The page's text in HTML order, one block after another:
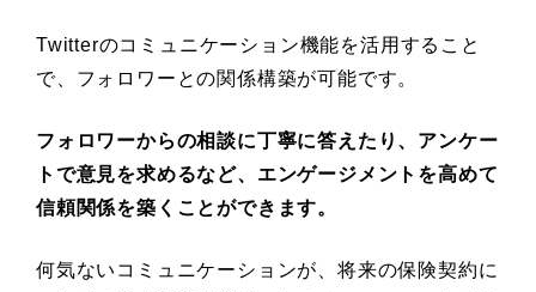
Twitterのコミュニケーション機能を活用すること
で、フォロワーとの関係構築が可能です。
フォロワーからの相談に丁寧に答えたり、アンケー
トで意見を求めるなど、エンゲージメントを高めて
信頼関係を築くことができます。
何気ないコミュニケーションが、将来の保険契約に